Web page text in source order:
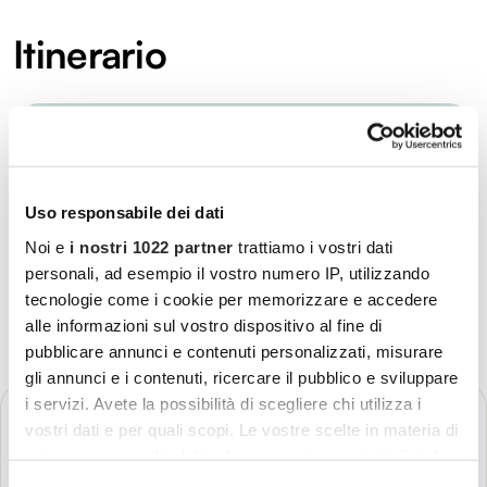
Uso responsabile dei dati
Noi e i nostri 1022 partner trattiamo i vostri dati
personali, ad esempio il vostro numero IP, utilizzando
tecnologie come i cookie per memorizzare e accedere
alle informazioni sul vostro dispositivo al fine di
pubblicare annunci e contenuti personalizzati, misurare
gli annunci e i contenuti, ricercare il pubblico e sviluppare
i servizi. Avete la possibilità di scegliere chi utilizza i
vostri dati e per quali scopi. Le vostre scelte in materia di
Itinerario
GIORNO 1
Partenza - Manfredonia